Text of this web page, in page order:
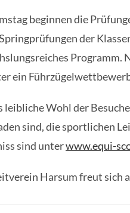
beginnen die
der
Programm.
ein
leibliche Wohl der
sind, die sportlichen
sind unterwww.equi-
Harsum freut sich